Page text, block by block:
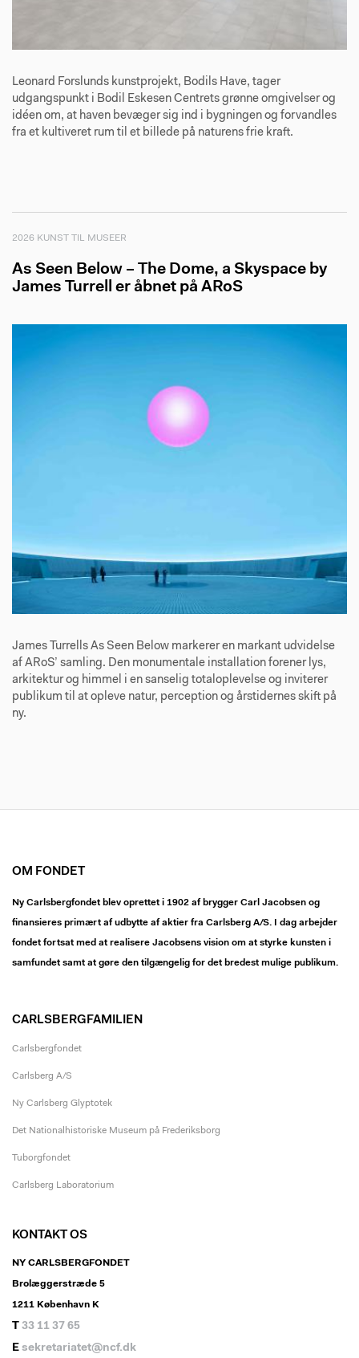
Leonard Forslunds kunstprojekt, Bodils Have, tager
udgangspunkt i Bodil Eskesen Centrets grønne omgivelser og
idéen om, at haven bevæger sig ind i bygningen og forvandles
fra et kultiveret rum til et billede på naturens frie kraft.
2026 KUNST TIL MUSEER
As Seen Below – The Dome, a Skyspace by
James Turrell er åbnet på ARoS
James Turrells As Seen Below markerer en markant udvidelse
af ARoS’ samling. Den monumentale installation forener lys,
arkitektur og himmel i en sanselig totaloplevelse og inviterer
publikum til at opleve natur, perception og årstidernes skift på
ny.
OM FONDET
Ny Carlsbergfondet blev oprettet i 1902 af brygger Carl Jacobsen og
finansieres primært af udbytte af aktier fra Carlsberg A/S. I dag arbejder
fondet fortsat med at realisere Jacobsens vision om at styrke kunsten i
samfundet samt at gøre den tilgængelig for det bredest mulige publikum.
CARLSBERGFAMILIEN
Carlsbergfondet
Carlsberg A/S
Ny Carlsberg Glyptotek
Det Nationalhistoriske Museum på Frederiksborg
Tuborgfondet
Carlsberg Laboratorium
KONTAKT OS
NY CARLSBERGFONDET
Brolæggerstræde 5
1211 København K
T 33 11 37 65
E sekretariatet@ncf.dk